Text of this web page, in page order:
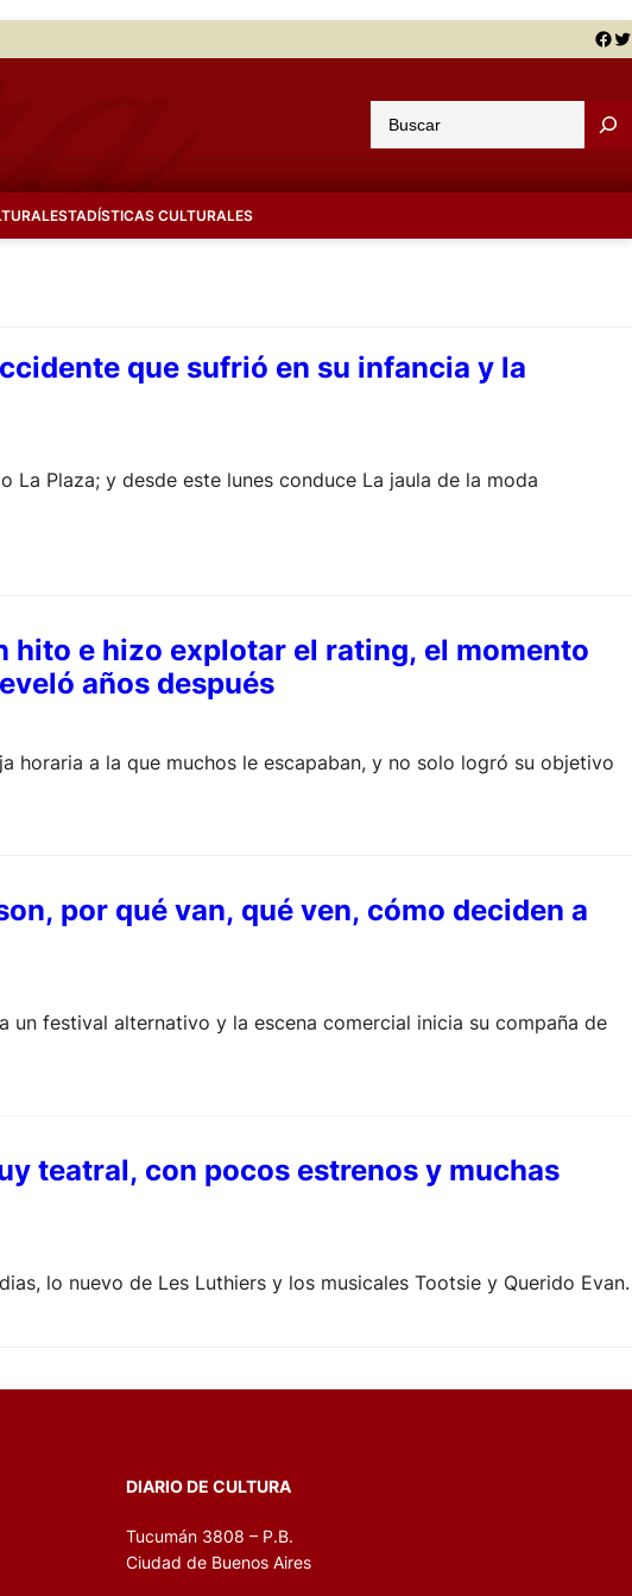
Facebook Twitter
u
a
ESTADÍSTICAS CULTURALES
que sufrió en su infancia y la
Plaza; y desde este lunes conduce La jaula de la moda
hito e hizo explotar el rating, el momento
años después
a la que muchos le escapaban, y no solo logró su objetivo
por qué van, qué ven, cómo deciden a
festival alternativo y la escena comercial inicia su compaña de
teatral, con pocos estrenos y muchas
lo nuevo de Les Luthiers y los musicales Tootsie y Querido Evan.
DIARIO DE CULTURA
Tucumán 3808 – P.B.
Ciudad de Buenos Aires